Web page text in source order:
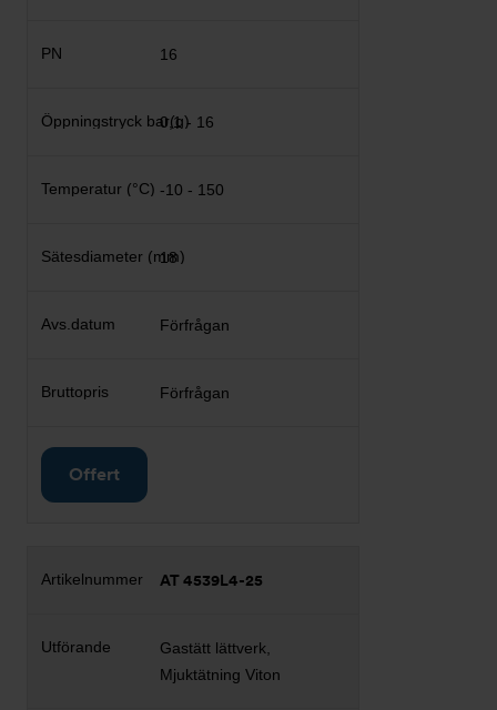
16
0,1 - 16
-10 - 150
18
Förfrågan
Förfrågan
Offert
AT 4539L4-25
Gastätt lättverk,
Mjuktätning Viton